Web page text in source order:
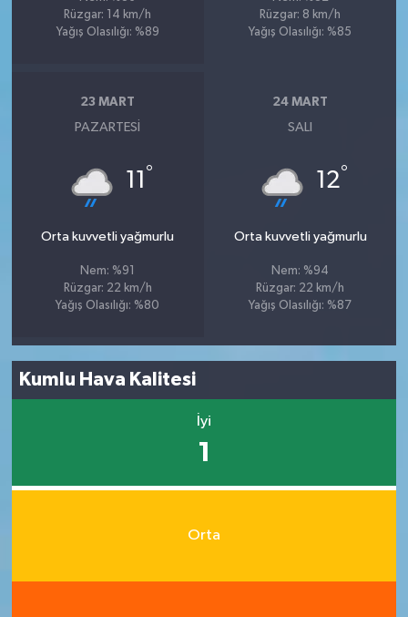
Rüzgar: 14 km/h
Yağış Olasılığı: %89
Rüzgar: 8 km/h
Yağış Olasılığı: %85
23 MART
PAZARTESI
11 °
Orta kuvvetli yağmurlu
Nem: %91
Rüzgar: 22 km/h
Yağış Olasılığı: %80
24 MART
SALI
12°
Orta kuvvetli yağmurlu
Nem: %94
Rüzgar: 22 km/h
Yağış Olasılığı: %87
Kumlu Hava Kalitesi
İyi
1
Orta